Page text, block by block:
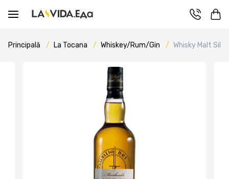
Principală La Tocana Whiskey/Rum/Gin Whisky Malt